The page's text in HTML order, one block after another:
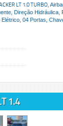
LT 1.0 TURBO ,
Direção Hidráulica,
04 Portas,
1.4